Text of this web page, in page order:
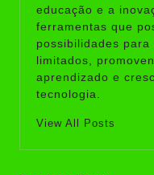
educação e a
ferramentas que
possibilidades
limitados,
aprendizado e
tecnologia.
View All Posts